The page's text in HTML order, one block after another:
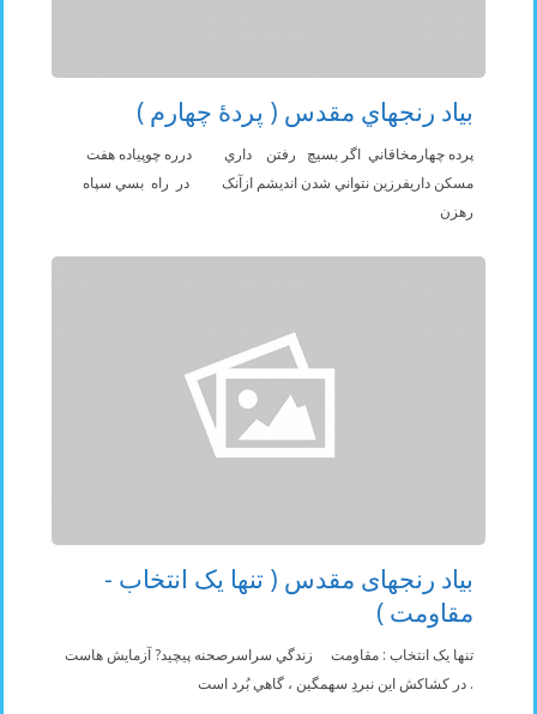
بياد رنجهاي مقدس ( پردۀ چهارم )
پرده چهارمخاقاني اگر بسيچ رفتن داري درره چوپياده هفت
مسکن داريفرزين نتواني شدن انديشم ازآنک در راه بسي سپاه
رهزن
بياد رنجهای مقدس ( تنها یک انتخاب -
مقاومت )
تنها يک انتخاب : مقاومت زندگي سراسرصحنه پيچيد? آزمايش هاست
. در کشاکش اين نبردِ سهمگين ، گاهي بُرد است